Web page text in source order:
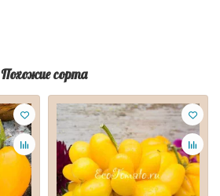
Похожие сорта